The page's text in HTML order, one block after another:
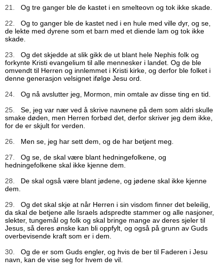
21.
Og tre ganger ble de kastet i en smelteovn og tok ikke skade.
22.
Og to ganger ble de kastet ned i en hule med ville dyr, og se,
de lekte med dyrene som et barn med et diende lam og tok ikke
skade.
23.
Og det skjedde at slik gikk de ut blant hele Nephis folk og
forkynte Kristi evangelium til alle mennesker i landet. Og de ble
omvendt til Herren og innlemmet i Kristi kirke, og derfor ble folket i
denne generasjon velsignet ifølge Jesu ord.
24.
Og nå avslutter jeg, Mormon, min omtale av disse ting en tid.
25.
Se, jeg var nær ved å skrive navnene på dem som aldri skulle
smake døden, men Herren forbød det, derfor skriver jeg dem ikke,
for de er skjult for verden.
26.
Men se, jeg har sett dem, og de har betjent meg.
27.
Og se, de skal være blant hedningefolkene, og
hedningefolkene skal ikke kjenne dem.
28.
De skal også være blant jødene, og jødene skal ikke kjenne
dem.
29.
Og det skal skje at når Herren i sin visdom finner det beleilig,
da skal de betjene alle Israels adspredte stammer og alle nasjoner,
slekter, tungemål og folk og skal bringe mange av deres sjeler til
Jesus, så deres ønske kan bli oppfylt, og også på grunn av Guds
overbevisende kraft som er i dem.
30.
Og de er som Guds engler, og hvis de ber til Faderen i Jesu
navn, kan de vise seg for hvem de vil.